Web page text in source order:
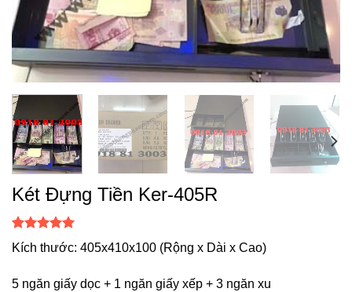
Két Đựng Tiền Ker-405R
5.00
trên 5
dựa trên
1
Kích thước: 405x410x100 (Rộng x Dài x Cao)
5 ngăn giấy dọc + 1 ngăn giấy xếp + 3 ngăn xu